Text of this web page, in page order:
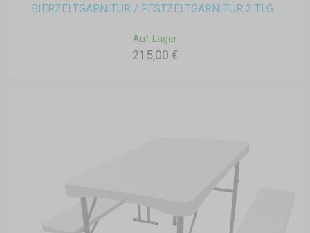
BIERZELTGARNITUR / FESTZELTGARNITUR 3 TLG...
Auf Lager
215,00 €